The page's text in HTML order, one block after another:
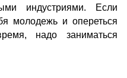
индустриями. Если
молодежь и опереться
надо заниматься